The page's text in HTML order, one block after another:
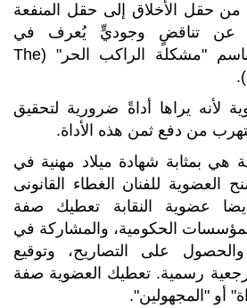
من حقل الأخلاق إلى حقل المنفعة
عن تناقضٍ وجوديٍّ يُعرف في
الفلسفة الاجتماعية باسم "مشكلة الراكب الحر" (The
لأنه يراها أداةً ضرورية لتحقيق
من دفع ثمن هذه الأداة.
هي بمثابة شهادة ميلاد مهنية في
العضوية للفنان الغطاء القانونى
عضوية النقابة تعطيك صفة
الحكومية، والمشاركة في
على التصاريح، وتوقيع
رسمية. تعطيك العضوية صفة
أو "المجهولين".